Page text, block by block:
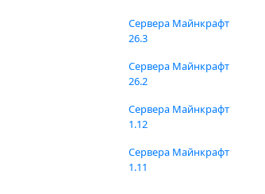
Сервера Майнкрафт
26.3
Сервера Майнкрафт
26.2
Сервера Майнкрафт
1.12
Сервера Майнкрафт
1.11